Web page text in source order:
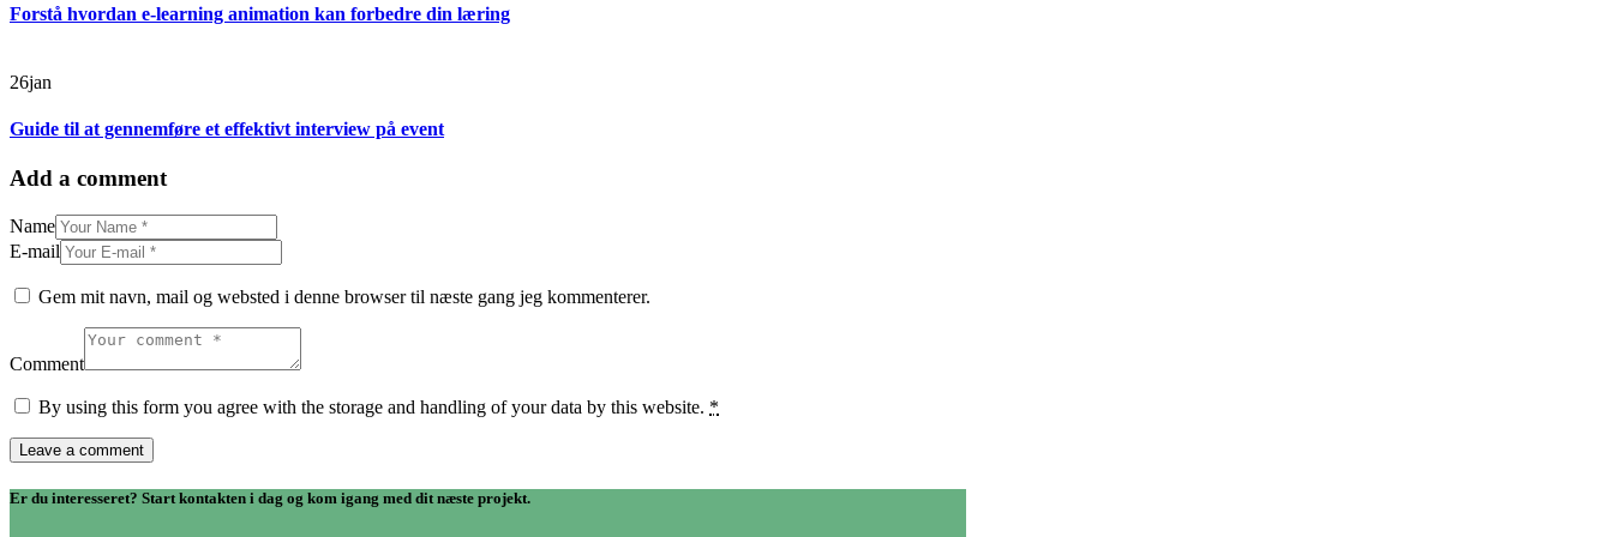
Forstå hvordan e-learning animation kan forbedre din læring
26jan
Guide til at gennemføre et effektivt interview på event
Add a comment
Name
E-mail
Gem mit navn, mail og websted i denne browser til næste gang jeg kommenterer.
Comment
By using this form you agree with the storage and handling of your data by this website. *
Er du interesseret? Start kontakten i dag og kom igang med dit næste projekt.